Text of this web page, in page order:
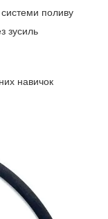
системи поливу
зусиль
навичок